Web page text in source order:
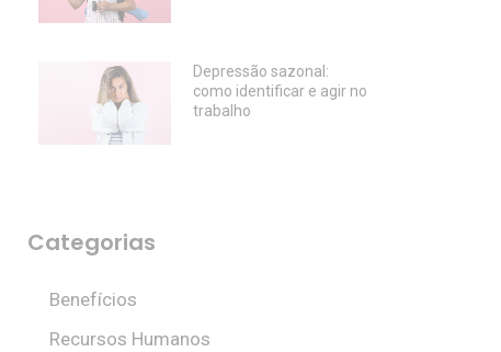
Depressão sazonal:
como identificar e agir no
trabalho
Categorias
Benefícios
Recursos Humanos